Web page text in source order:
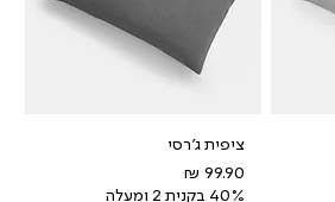
ציפית ג'רסי
מחיר
40% בקנית 2 ומעלה